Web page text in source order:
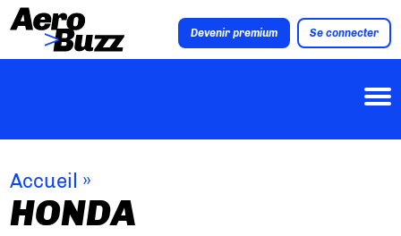
Devenir premium Se connecter
Accueil »
HONDA